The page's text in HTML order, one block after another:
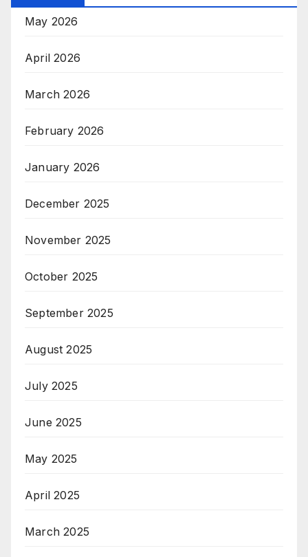
May 2026
April 2026
March 2026
February 2026
January 2026
December 2025
November 2025
October 2025
September 2025
August 2025
July 2025
June 2025
May 2025
April 2025
March 2025